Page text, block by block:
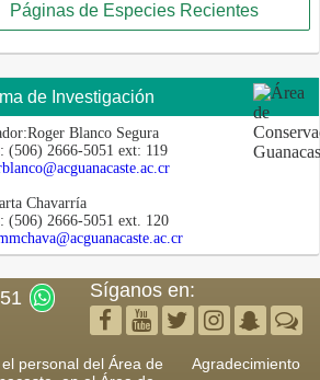
Páginas de Especies Recientes
de Investigación
Roger Blanco Segura
(506) 2666-5051 ext: 119
Chavarría
(506) 2666-5051 ext. 120
Síganos en:
personal del Área de
Agradecimiento